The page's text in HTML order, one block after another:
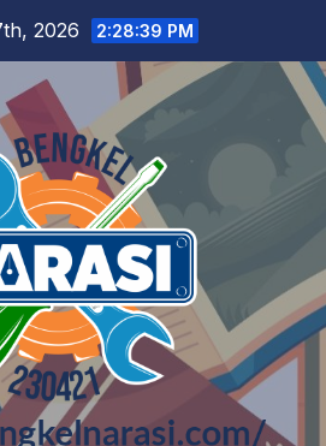
2026 2:28:40 PM